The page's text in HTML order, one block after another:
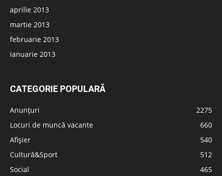
aprilie 2013
martie 2013
februarie 2013
ianuarie 2013
CATEGORIE POPULARĂ
Anunțuri
2275
Locuri de muncă vacante
660
Afișier
540
Cultură&Sport
512
Social
465